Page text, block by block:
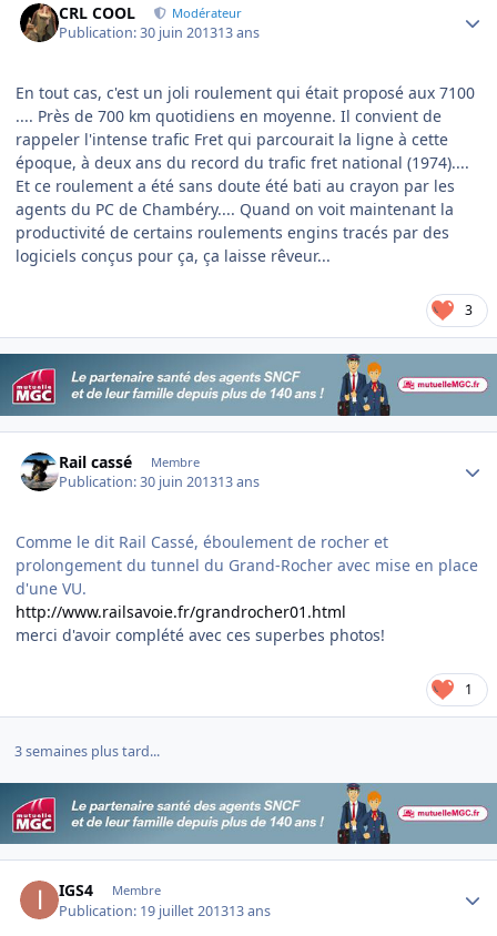
CRL COOL Modérateur
Publication:30 juin 201313 ans
En tout cas, c'est un joli roulement qui était proposé aux 7100
.... Près de 700 km quotidiens en moyenne. Il convient de
rappeler l'intense trafic Fret qui parcourait la ligne à cette
époque, à deux ans du record du trafic fret national (1974)....
Et ce roulement a été sans doute été bati au crayon par les
agents du PC de Chambéry.... Quand on voit maintenant la
productivité de certains roulements engins tracés par des
logiciels conçus pour ça, ça laisse rêveur...
3
Rail cassé Membre
Publication:30 juin 201313 ans
Comme le dit Rail Cassé, éboulement de rocher et
prolongement du tunnel du Grand-Rocher avec mise en place
d'une VU.
http://www.railsavoie.fr/grandrocher01.html
merci d'avoir complété avec ces superbes photos!
1
3 semaines plus tard...
IGS4 Membre
Publication: 19 juillet 201313 ans